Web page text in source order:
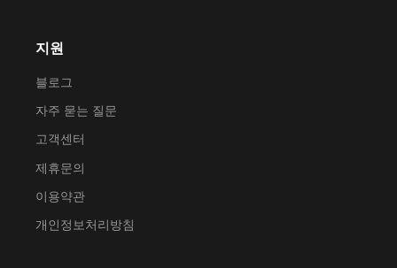
지원
블로그
자주 묻는 질문
고객센터
제휴문의
이용약관
개인정보처리방침